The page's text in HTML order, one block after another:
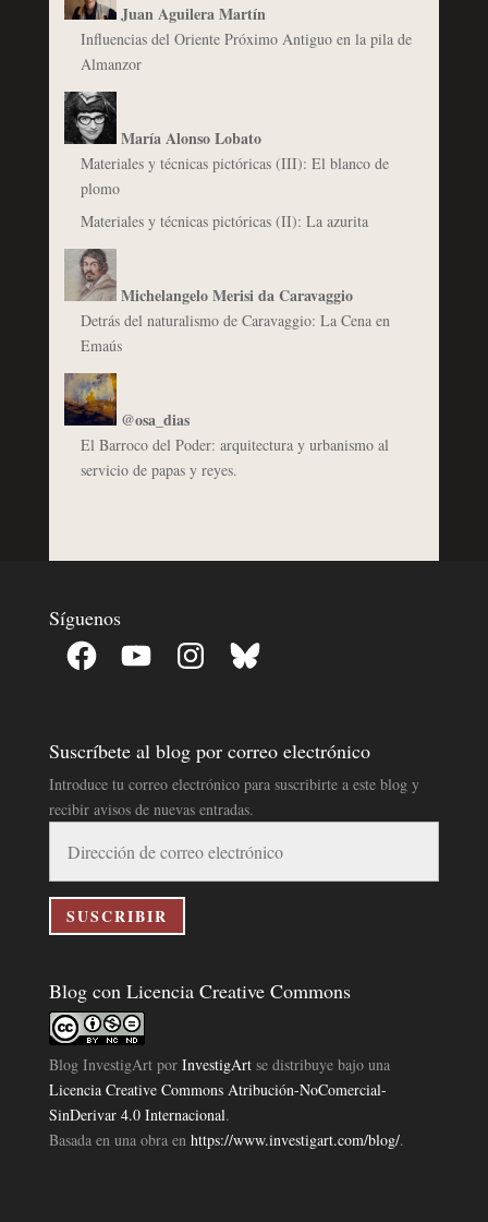
Juan Aguilera Martín
Influencias del Oriente Próximo Antiguo en la pila de
Almanzor
María Alonso Lobato
Materiales y técnicas pictóricas (III): El blanco de
plomo
Materiales y técnicas pictóricas (II): La azurita
Michelangelo Merisi da Caravaggio
Detrás del naturalismo de Caravaggio: La Cena en
Emaús
@osa_dias
El Barroco del Poder: arquitectura y urbanismo al
servicio de papas y reyes.
Síguenos
Facebook YouTube InstagramBluesky
Suscríbete al blog por correo electrónico
Introduce tu correo electrónico para suscribirte a este blog y
recibir avisos de nuevas entradas.
correo
electrónico
SUSCRIBIR
Blog con Licencia Creative Commons
Blog InvestigArtpor InvestigArtse distribuye bajo una
Licencia Creative Commons Atribución-NoComercial-
SinDerivar 4.0 Internacional.
Basada en una obra en https://www.investigart.com/blog/.